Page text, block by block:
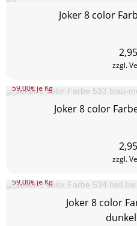
Joker 8 color
zzgl.
2,95
59,00€ je Kg
Joker 8 color
zzgl.
2,95
59,00€ je Kg
Joker 8 color